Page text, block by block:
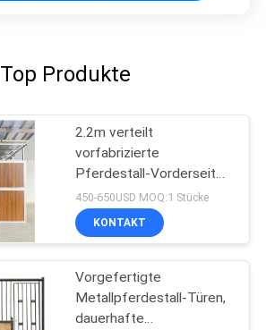
Top Produkte
2.2m verteilt
vorfabrizierte
Pferdestall-Vorderseitee
Platte Teiler 10ft 12ft
450-650USD MOQ:1 Stücke
KONTAKT
Vorgefertigte
Metallpferdestall-Türen,
dauerhafte